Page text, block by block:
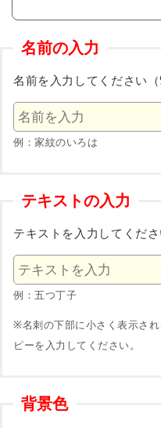
名前の入力
名前を入力してください（
例：家紋のいろは
テキストの入力
テキストを入力してくだ
例：五つ丁子
※名刺の下部に小さく表示さ
ピーを入力してください。
背景色